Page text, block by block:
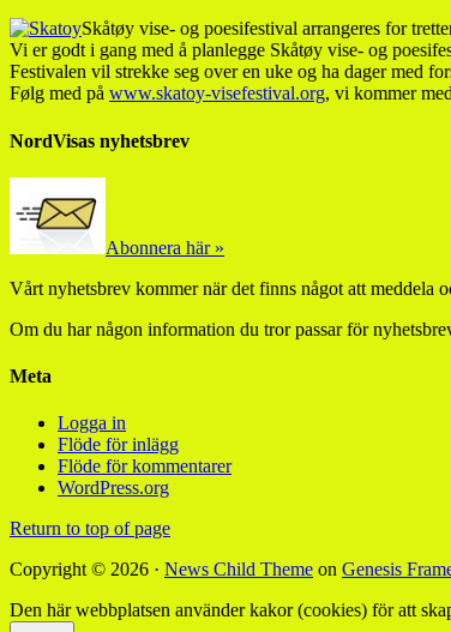
Skåtøy vise- og poesifestival arrangeres for
Vi er godt i gang med å planlegge Skåtøy vise- og
Festivalen vil strekke seg over en uke og ha dager med
Følg med på www.skatoy-visefestival.org, vi kommer
NordVisas nyhetsbrev
Abonnera här »
Vårt nyhetsbrev kommer när det finns något att meddela
Om du har någon information du tror passar för
Meta
Logga in
Flöde för inlägg
Flöde för kommentarer
WordPress.org
Return to top of page
Copyright © 2026 · News Child Theme on Genesis
Den här webbplatsen använder kakor (cookies) för att